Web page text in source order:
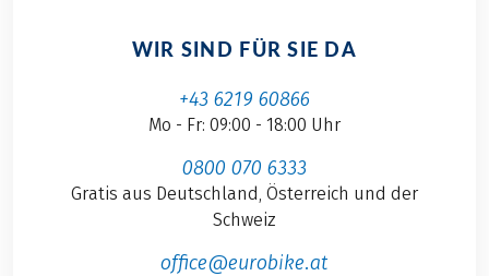
WIR SIND FÜR SIE DA
+43 6219 60866
Mo - Fr: 09:00 - 18:00 Uhr
0800 070 6333
Gratis aus Deutschland, Österreich und der
Schweiz
office@eurobike.at